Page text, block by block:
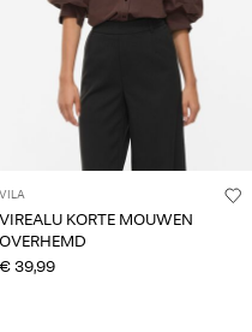
VILA
VIREALU KORTE MOUWEN
OVERHEMD
€ 39,99